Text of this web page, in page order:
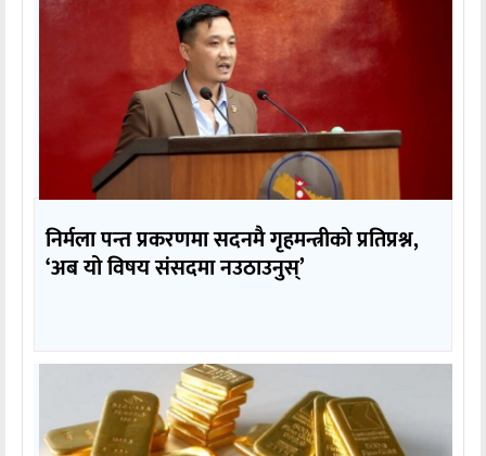
निर्मला पन्त प्रकरणमा सदनमै गृहमन्त्रीको प्रतिप्रश्न,
‘अब यो विषय संसदमा नउठाउनुस्’